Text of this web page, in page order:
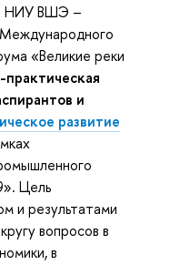
НИУ ВШЭ –
«Великие реки
и
развитие
Цель
и результатами
вопросов в
в